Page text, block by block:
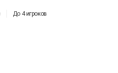
До 4 игроков